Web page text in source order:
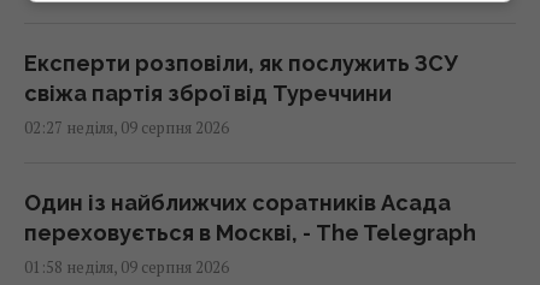
Експерти розповіли, як послужить ЗСУ
свіжа партія зброї від Туреччини
02:27 неділя, 09 серпня 2026
Один із найближчих соратників Асада
переховується в Москві, - The Telegraph
01:58 неділя, 09 серпня 2026